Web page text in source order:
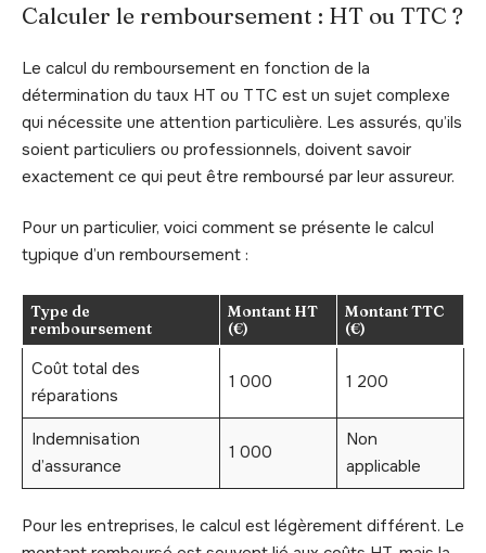
Calculer le remboursement : HT ou TTC ?
Le calcul du remboursement en fonction de la
détermination du taux HT ou TTC est un sujet complexe
qui nécessite une attention particulière. Les assurés, qu’ils
soient particuliers ou professionnels, doivent savoir
exactement ce qui peut être remboursé par leur assureur.
Pour un particulier, voici comment se présente le calcul
typique d’un remboursement :
Type de
remboursement
Montant HT
(€)
Montant TTC
(€)
Coût total des
réparations
1 000 1 200
Indemnisation
d’assurance
1 000
Non
applicable
Pour les entreprises, le calcul est légèrement différent. Le